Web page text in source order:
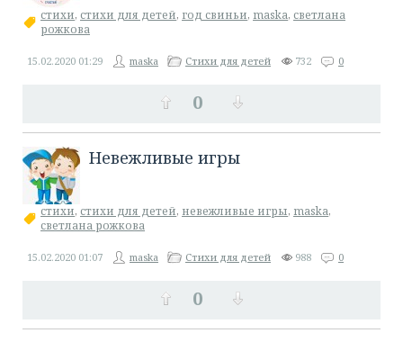
стихи, стихи для детей, год свиньи, maska, светлана
рожкова
0
15.02.2020 01:29 maska Стихи для детей 732 0
Невежливые игры
стихи, стихи для детей, невежливые игры, maska,
светлана рожкова
0
15.02.2020 01:07 maska Стихи для детей 988 0